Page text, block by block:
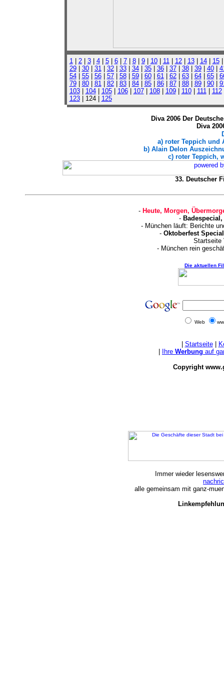
1| 2| 3| 4| 5| 6| 7| 8| 9| 10| 11| 12| 13| 14| 15
29| 30| 31| 32| 33| 34| 35| 36| 37| 38| 39| 40|
54| 55| 56| 57| 58| 59| 60| 61| 62| 63| 64| 65|
79| 80| 81| 82| 83| 84| 85| 86| 87| 88| 89| 90|
103| 104| 105| 106| 107| 108| 109| 110| 111| 112
123| 124 | 125
Diva 2006 Der
Diva
a) roter Teppich und
b) Alain Delon
c) roter Teppich,
33. Deutscher
- Heute, Morgen,
-
- München läuft: Berichte
- Oktoberfest Special
Startseite
- München rein
Die aktuellen
Web
Startseite
Ihre Werbung auf
Copyright
Immer wieder
alle gemeinsam mit ganz-